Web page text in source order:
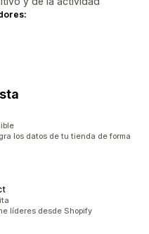
los datos de tu tienda de forma
líderes desde Shopify